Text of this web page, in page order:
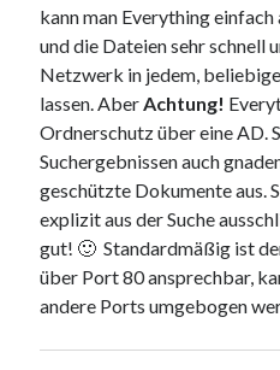
kann man Everything
und die Dateien sehr schnell
Netzwerk in jedem,
lassen. Aber Achtung!
Ordnerschutz über eine AD.
Suchergebnissen auch
geschützte Dokumente aus.
explizit aus der Suche
gut! 🙂 Standardmäßig ist
über Port 80 ansprechbar,
andere Ports umgebogen